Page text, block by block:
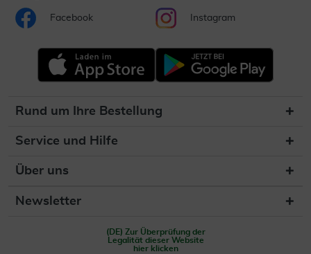
Facebook Instagram
Rund um Ihre Bestellung
Service und Hilfe
Über uns
Newsletter
(DE) Zur Überprüfung der
Legalität dieser Website
hier klicken